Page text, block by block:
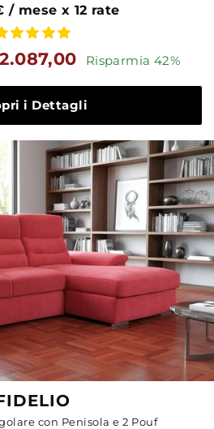
/ mese x 12 rate
Risparmia 42%
i Dettagli
con Penisola e 2 Pouf